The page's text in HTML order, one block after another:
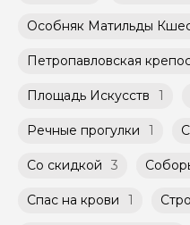
Особняк Матильды
Петропавловская
Площадь Искусств 1
Речные прогулки 1
Со скидкой 3
Спас на крови 1